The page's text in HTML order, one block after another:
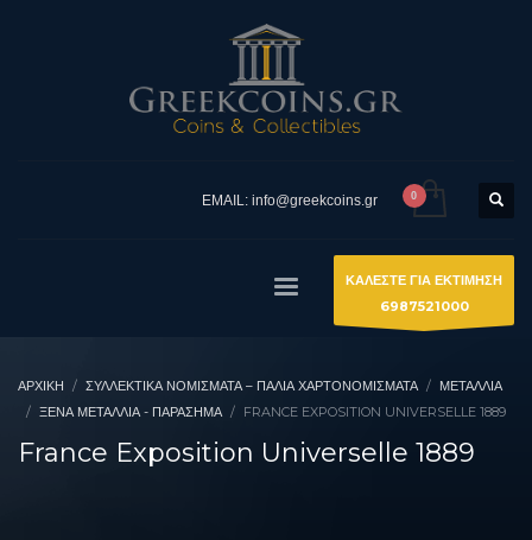
EMAIL: info@greekcoins.gr
ΚΑΛΕΣΤΕ ΓΙΑ ΕΚΤΙΜΗΣΗ
6987521000
ΑΡΧΙΚΉ ΣΥΛΛΕΚΤΙΚΆ ΝΟΜΊΣΜΑΤΑ – ΠΑΛΙΆ ΧΑΡΤΟΝΟΜΊΣΜΑΤΑ
ΜΕΤΑΛΛΙΑ
ΞΈΝΑ ΜΕΤΆΛΛΙΑ - ΠΑΡΆΣΗΜΑ
FRANCE EXPOSITION UNIVERSELLE 1889
France Exposition Universelle 1889